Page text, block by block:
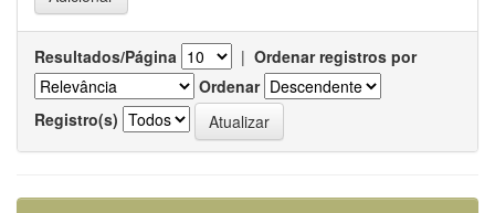
Resultados/Página | Ordenar registros por
Ordenar
Registro(s)